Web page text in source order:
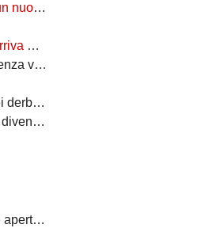
attesi
tutti"